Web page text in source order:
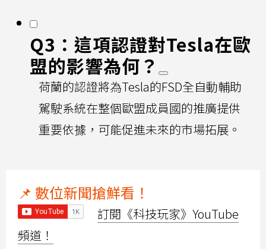
Q3：這項認證對Tesla在歐
盟的影響為何？
荷蘭的認證將為Tesla的FSD全自動輔助
駕駛系統在整個歐盟成員國的推廣提供
重要依據，可能促進未來的市場拓展。
📌 數位新聞搶鮮看！
訂閱《科技玩家》YouTube
頻道！